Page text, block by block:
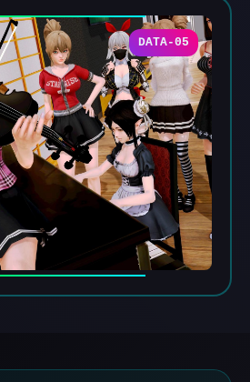
DATA-05